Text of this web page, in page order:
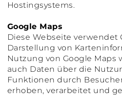
Hostingsystems.
Google Maps
Diese Webseite verwendet
Darstellung von
Nutzung von Google Maps
auch Daten über die
Funktionen durch
erhoben, verarbeitet und